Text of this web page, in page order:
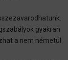
gyakran
a nem németül